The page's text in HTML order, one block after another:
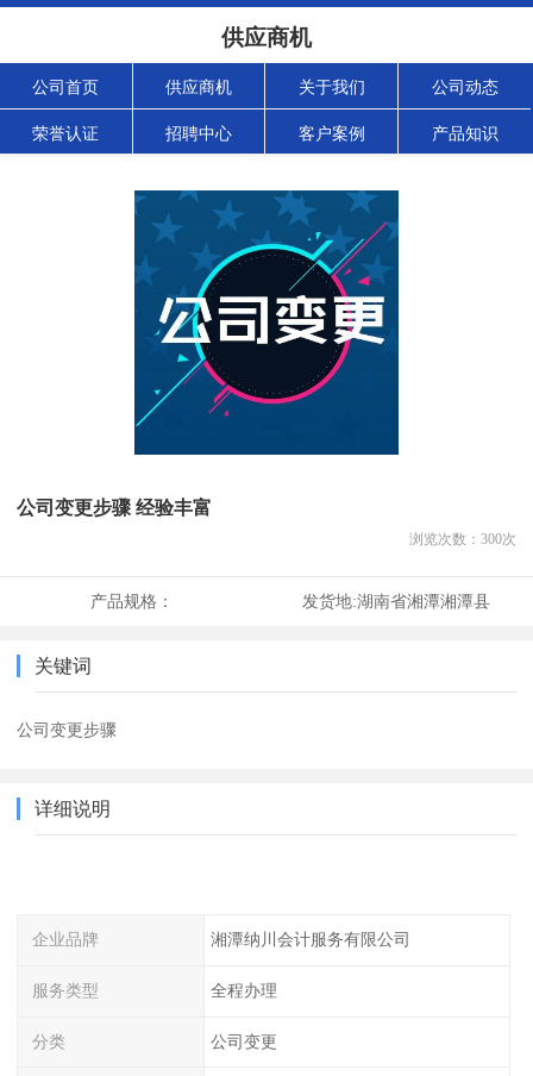
供应商机
公司首页 供应商机 关于我们 公司动态
荣誉认证 招聘中心 客户案例 产品知识
公司变更步骤 经验丰富
浏览次数： 300次
产品规格： 发货地:湖南省湘潭湘潭县
关键词
公司变更步骤
详细说明
企业品牌 湘潭纳川会计服务有限公司
服务类型 全程办理
分类 公司变更